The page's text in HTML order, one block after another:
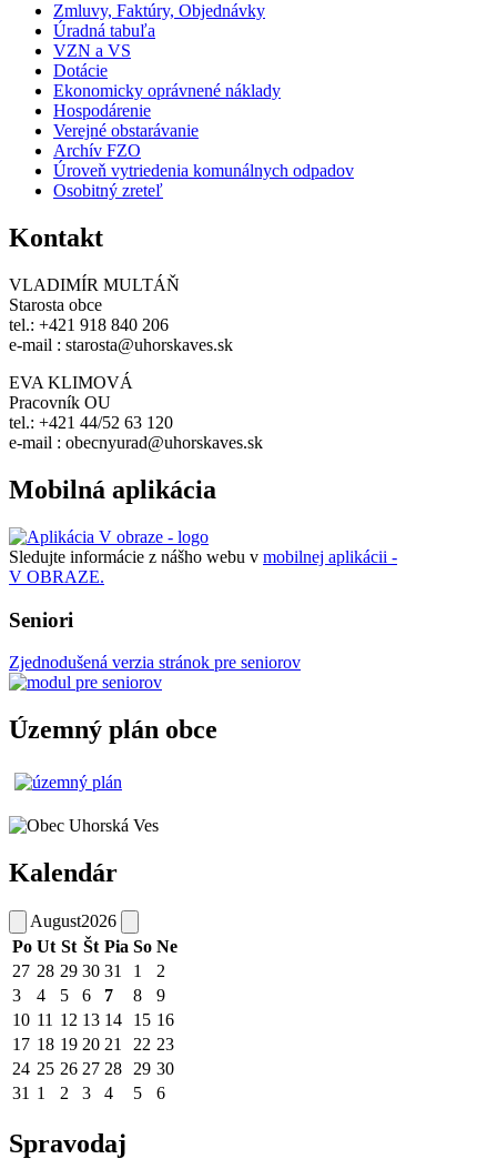
Zmluvy, Faktúry, Objednávky
Úradná tabuľa
VZN a VS
Dotácie
Ekonomicky oprávnené náklady
Hospodárenie
Verejné obstarávanie
Archív FZO
Úroveň vytriedenia komunálnych odpadov
Osobitný zreteľ
Kontakt
VLADIMÍR MULTÁŇ
Starosta obce
tel.: +421 918 840 206
e-mail : starosta@uhorskaves.sk
EVA KLIMOVÁ
Pracovník OU
tel.: +421 44/52 63 120
e-mail : obecnyurad@uhorskaves.sk
Mobilná aplikácia
Sledujte informácie z nášho webu v mobilnej aplikácii -
V OBRAZE.
Seniori
Zjednodušená verzia stránok pre seniorov
Územný plán obce
Kalendár
August2026
Po Ut St Št Pia So Ne
27 28 29 30 31 1
2
3
4 5 6 7 8
9
10 11 12 13 14 15 16
17 18 19 20 21 22 23
24 25 26 27 28 29 30
31 1 2 3 4 5 6
Spravodaj